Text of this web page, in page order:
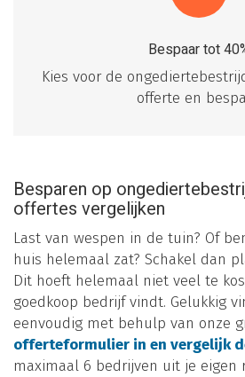
Bespaar tot
Kies voor de
offerte en
Besparen op
offertes vergelijken
Last van wespen in de tuin? Of
huis helemaal zat? Schakel dan
Dit hoeft helemaal niet veel te
goedkoop bedrijf vindt. Gelukkig
eenvoudig met behulp van onze
offerteformulier in en vergelijk
maximaal 6 bedrijven uit je eigen